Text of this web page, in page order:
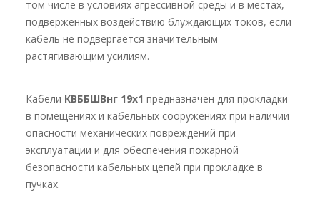
том числе в условиях агрессивной среды и в местах,
подверженных воздействию блуждающих токов, если
кабель не подвергается значительным
растягивающим усилиям.
Кабели КВББШВнг 19х1 предназначен для прокладки
в помещениях и кабельных сооружениях при наличии
опасности механических повреждений при
эксплуатации и для обеспечения пожарной
безопасности кабельных цепей при прокладке в
пучках.